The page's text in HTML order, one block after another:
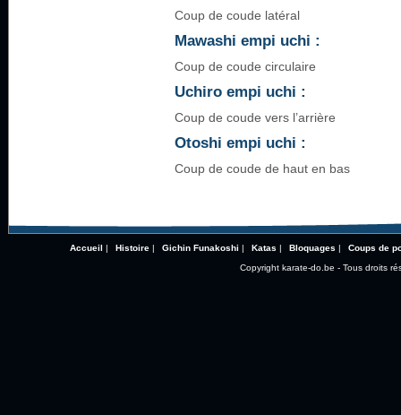
Coup de coude latéral
Mawashi empi uchi :
Coup de coude circulaire
Uchiro empi uchi :
Coup de coude vers l’arrière
Otoshi empi uchi :
Coup de coude de haut en bas
Accueil | Histoire| Gichin Funakoshi | Katas | Bloquages |
Coups de
Copyright karate-do.be - Tous droits